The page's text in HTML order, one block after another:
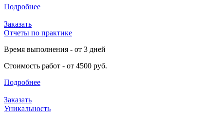
Подробнее
Заказать
Отчеты по практике
Время выполнения - от 3 дней
Стоимость работ - от 4500 руб.
Подробнее
Заказать
Уникальность